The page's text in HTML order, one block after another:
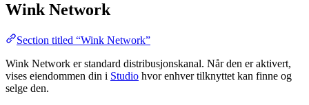
Wink Network
Section titled “Wink Network”
Wink Network er standard distribusjonskanal. Når den er aktivert,
vises eiendommen din i Studio hvor enhver tilknyttet kan finne og
selge den.